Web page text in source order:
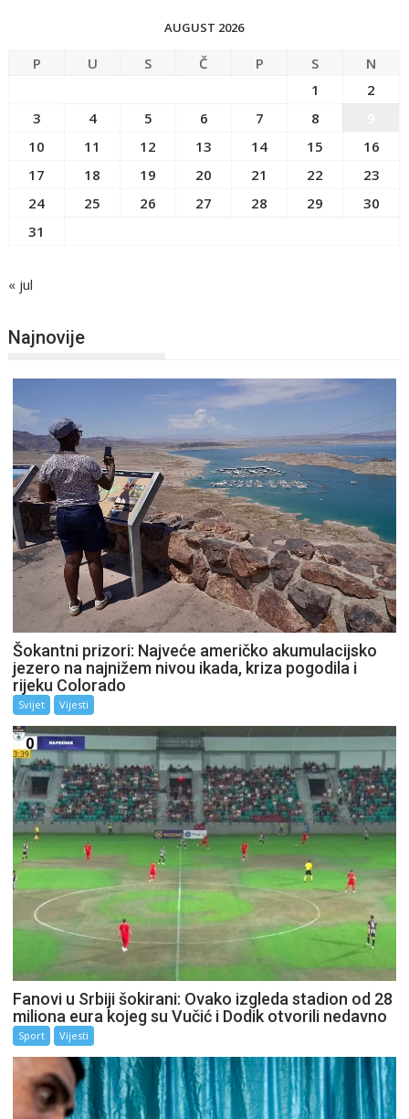
AUGUST 2026
P U S Č P S
N
1
2
3
4 5 6 7 8
10
11 12 13 14 15
16
17
18 19 20 21 22
23
24
25 26 27 28 29
30
31
« jul
Najnovije
Šokantni prizori: Najveće američko akumulacijsko
jezero na najnižem nivou ikada, kriza pogodila i
rijeku Colorado
Svijet Vijesti
Fanovi u Srbiji šokirani: Ovako izgleda stadion od 28
miliona eura kojeg su Vučić i Dodik otvorili nedavno
Sport Vijesti